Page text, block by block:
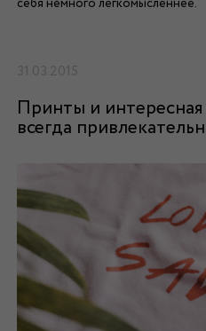
себя немного легкомысленнее.
31.03.2015
Принты и
всегда